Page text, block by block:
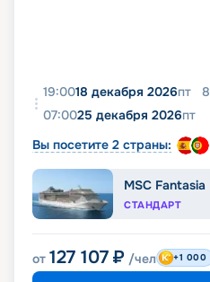
19:0018 декабря 2026пт 8
07:0025 декабря 2026пт
Вы посетите 2 страны:
MSC Fantasia
СТАНДАРТ
от 127 107 ₽ /чел +1 000